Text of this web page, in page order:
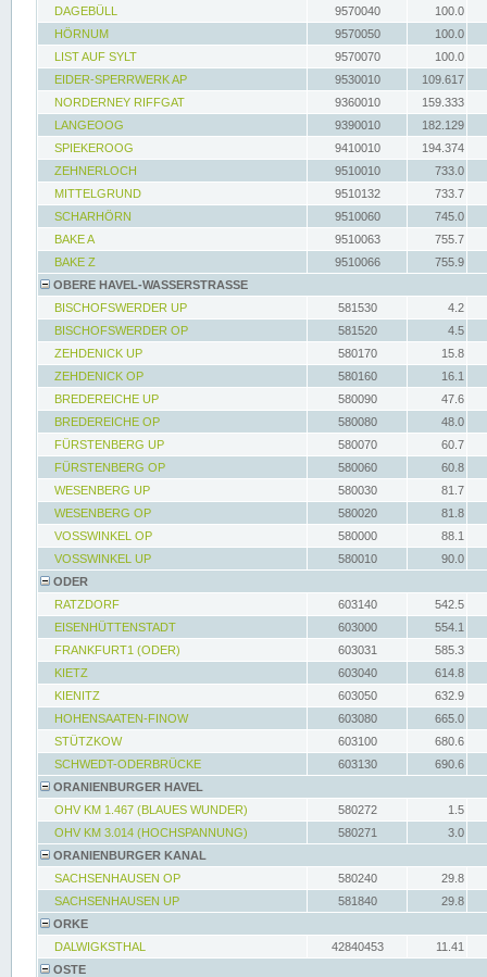
DAGEBÜLL 9570040
100.0
HÖRNUM
9570050
100.0
LIST AUF SYLT
9570070
100.0
EIDER-SPERRWERK AP
9530010
109.617
NORDERNEY RIFFGAT
9360010
159.333
LANGEOOG
9390010
182.129
SPIEKEROOG
9410010
194.374
ZEHNERLOCH
9510010
733.0
MITTELGRUND
9510132
733.7
SCHARHÖRN
9510060
745.0
BAKE A
9510063
755.7
BAKE Z
9510066
755.9
OBERE HAVEL-WASSERSTRASSE
BISCHOFSWERDER UP
581530
4.2
BISCHOFSWERDER OP
581520
4.5
ZEHDENICK UP
580170
15.8
ZEHDENICK OP
580160
16.1
BREDEREICHE UP
580090
47.6
BREDEREICHE OP
580080
48.0
FÜRSTENBERG UP
580070
60.7
FÜRSTENBERG OP
580060
60.8
WESENBERG UP
580030
81.7
WESENBERG OP
580020
81.8
VOSSWINKEL OP
580000
88.1
VOSSWINKEL UP
580010
90.0
ODER
RATZDORF
603140
542.5
EISENHÜTTENSTADT
603000
554.1
FRANKFURT1 (ODER)
603031
585.3
KIETZ
603040
614.8
KIENITZ
603050
632.9
HOHENSAATEN-FINOW
603080
665.0
STÜTZKOW
603100
680.6
SCHWEDT-ODERBRÜCKE
603130
690.6
ORANIENBURGER HAVEL
OHV KM 1.467 (BLAUES WUNDER)
580272
1.5
OHV KM 3.014 (HOCHSPANNUNG)
580271
3.0
ORANIENBURGER KANAL
SACHSENHAUSEN OP
580240
29.8
SACHSENHAUSEN UP
581840
29.8
ORKE
DALWIGKSTHAL
42840453
11.41
OSTE